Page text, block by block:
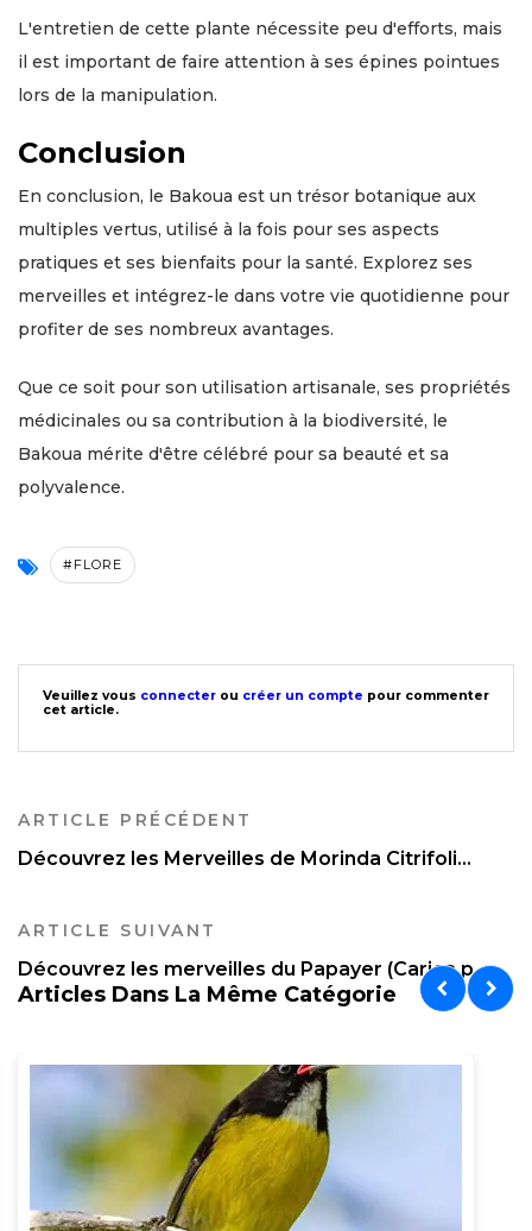
L'entretien de cette plante nécessite peu d'efforts, mais
il est important de faire attention à ses épines pointues
lors de la manipulation.
Conclusion
En conclusion, le Bakoua est un trésor botanique aux
multiples vertus, utilisé à la fois pour ses aspects
pratiques et ses bienfaits pour la santé. Explorez ses
merveilles et intégrez-le dans votre vie quotidienne pour
profiter de ses nombreux avantages.
Que ce soit pour son utilisation artisanale, ses propriétés
médicinales ou sa contribution à la biodiversité, le
Bakoua mérite d'être célébré pour sa beauté et sa
polyvalence.
#FLORE
Veuillez vous connecter ou créer un compte pour commenter
cet article.
ARTICLE PRÉCÉDENT
Découvrez les Merveilles de Morinda Citrifoli...
ARTICLE SUIVANT
Découvrez les merveilles du Papayer (Carica p...
Articles Dans La Même Catégorie